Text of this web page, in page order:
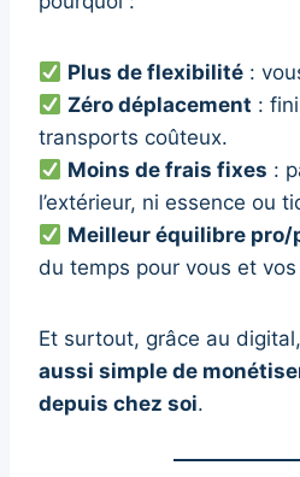
Plus de flexibilité :
Zéro déplacement :
transports coûteux.
Moins de frais fixes :
l’extérieur, ni essence ou
Meilleur équilibre pro/
du temps pour vous et
Et surtout, grâce au digital,
aussi simple de
depuis chez soi.